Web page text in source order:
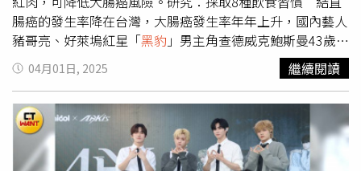
避開危險的大腦內建程式。為什麼會這樣，為什麼需要那麼
誇張的保衛安全呢？最主要的原因是因為生物演化的變化速
度太快。因為啊，在遠古時代，人類不是位於最高的食物鏈
頂端，像老鷹、鯊魚、獅子、
，都是屬於最上層最頂端
的。那些所有的最上層的動物牠們都有一個特徵，就是非常
放鬆非常有自信，因為只有牠吃別人的份。也就是說如果是
歸類在食物鏈的最頂端的動物，通常充滿自信而且自由自在
不隨便緊張。負向偏誤的主要原因 是腦袋跟不上快速變遷
腸癌的發生率降在台灣，大腸癌發生率年年上升，國內藝人
豬哥亮、好萊塢紅星「黑豹 」男主角查德威克鮑斯曼43歲因
大腸癌去世等等，大家在新聞上看到那麼多人罹患大腸癌，
都很希望能預防大腸癌上身。而刊登在《美國醫學期刊》的
網路線上論文中，一項分析45篇回溯性研究的報告指出，飲
食中如果攝入較高的總膳食纖維、鈣和優格攝取量，並且吃
較低的酒精和紅肉，可以降低結腸癌發病率。這份報告蒐集
的45篇論文，共牽涉超過1千萬人以上，因此可參考價值頗
04月01日, 2025 繼續閱讀